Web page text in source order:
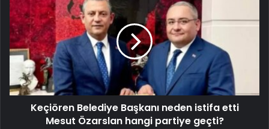
Keçiören Belediye Başkanı neden istifa etti
Mesut Özarslan hangi partiye geçti?